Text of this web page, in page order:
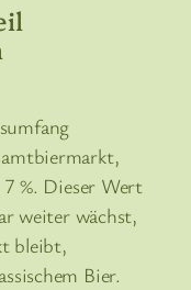
%. Dieser Wert
weiter wächst,
bleibt,
Bier.